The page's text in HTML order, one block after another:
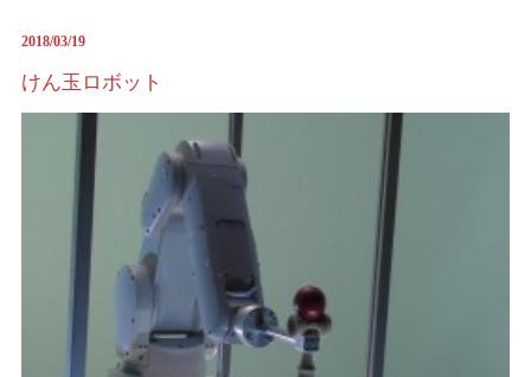
2018/03/19
けん玉ロボット